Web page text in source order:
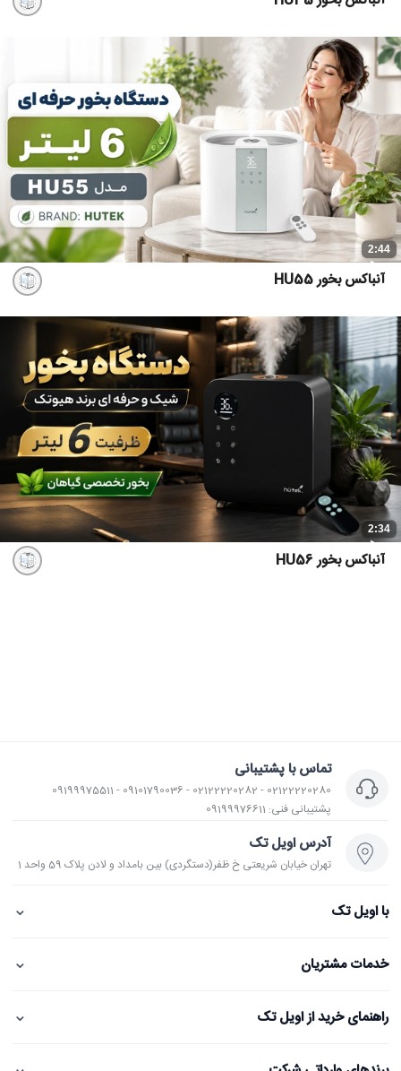
2:44
آنباکس بخور HU55
2:34
آنباکس بخور HU56
تماس با پشتیبانی
02122220280 - 02122220282 - 09101790036 - 09199975511
پشتیبانی فنی: 09199976611
آدرس اویل تک
تهران خیابان شریعتی خ ظفر(دستگردی) بین بامداد و لادن پلاک 59 واحد 1
با اویل تک ⌄
خدمات مشتریان ⌄
راهنمای خرید از اویل تک ⌄